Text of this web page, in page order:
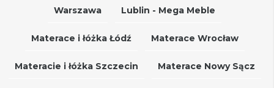
Warszawa Lublin - Mega Meble
Materace i łóżka Łódź Materace Wrocław
Materacie i łóżka Szczecin Materace Nowy Sącz